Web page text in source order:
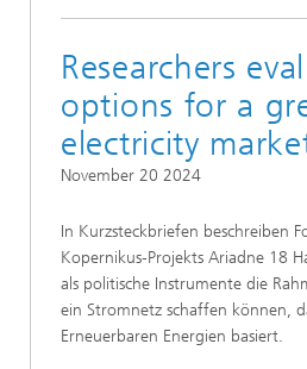
Researchers
options for a
electricity
November 20 2024
In Kurzsteckbriefen beschreiben
Kopernikus-Projekts Ariadne 18
als politische Instrumente die
ein Stromnetz schaffen können,
Erneuerbaren Energien basiert.